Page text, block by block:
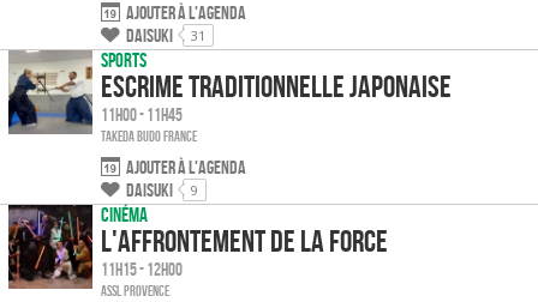
Ajouter à l'agenda
Daisuki
31
Sports
Escrime traditionnelle japonaise
11h00 - 11h45
Takeda Budo France
Ajouter à l'agenda
Daisuki
9
Cinéma
L'affrontement de la force
11h15 - 12h00
ASSL Provence